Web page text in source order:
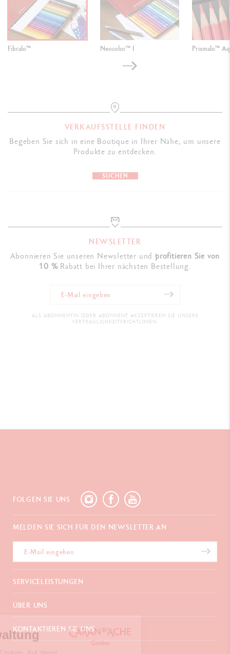
Cookies-Verwaltung
Fibralo™ Neocolor™ I Prismalo™
VERKAUFSSTELLE FINDEN
Begeben Sie sich in eine Boutique in Ihrer Nähe, um unsere
Produkte zu entdecken.
SUCHEN
NEWSLETTER
Abonnieren Sie unseren Newsletter undprofitieren Sie von
10 %Rabatt bei Ihrer nächsten Bestellung.
ALS ABONNENTIN ODER ABONNENT AKZEPTIEREN SIE UNSERE
VERTRAULICHKEITSRICHTLINIEN.
FOLGEN SIE UNS
MELDEN SIE SICH FÜR DEN NEWSLETTER AN
SERVICELEISTUNGEN
E-Geschenkgutschein
Retouren
Geschenkverpackung
ÜBER UNS
Häufig gestellte Fragen
La Maison
KONTAKTIEREN SIE UNS